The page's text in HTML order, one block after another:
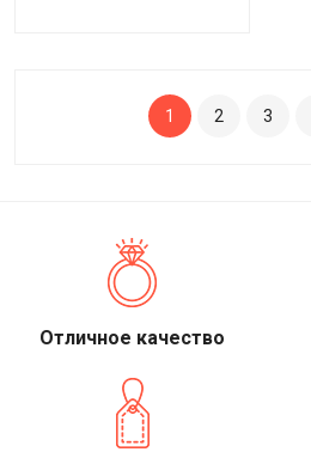
1 2 3
Отличное качество